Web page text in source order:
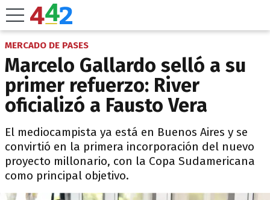
MERCADO DE PASES
Marcelo Gallardo selló a su
primer refuerzo: River
oficializó a Fausto Vera
El mediocampista ya está en Buenos Aires y se
convirtió en la primera incorporación del nuevo
proyecto millonario, con la Copa Sudamericana
como principal objetivo.